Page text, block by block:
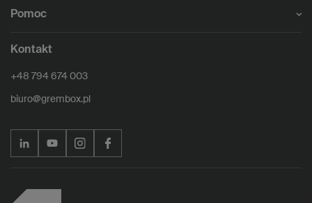
Pomoc
Kontakt
+48 794 674 003
biuro@grembox.pl